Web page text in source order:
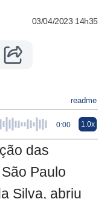
03/04/2023 14h35
readme
0:00 1.0x
das
Paulo
Silva, abriu